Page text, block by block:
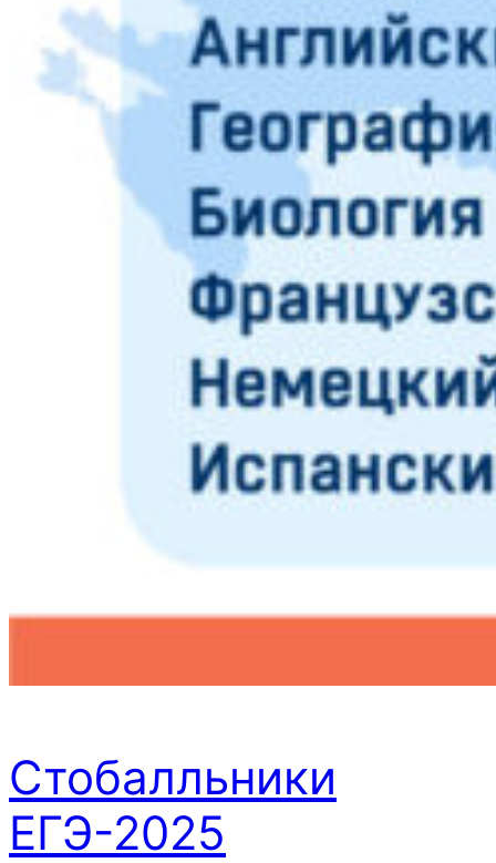
Стобалльники
ЕГЭ-2025